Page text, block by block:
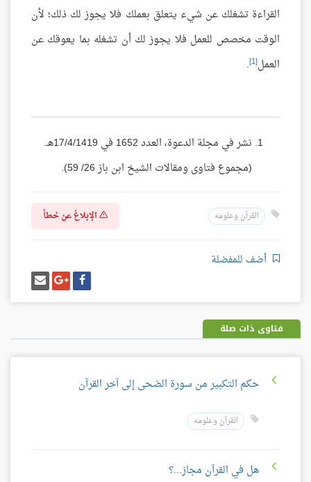
القراءة تشغلك عن شيء يتعلق بعملك فلا يجوز لك ذلك؛ لأن
الوقت مخصص للعمل فلا يجوز لك أن تشغله بما يعوقك عن
العمل[1]
.
نشر في مجلة الدعوة، العدد 1652 في 17/4/1419هـ.
(مجموع فتاوى ومقالات الشيخ ابن باز 26/ 59).
القرآن وعلومه الإبلاغ عن خطأ
أضف للمفضلة
شارك
على
فيسبوك
شارك
على
غوغل
بلس
إرسل
إيميل
فتاوى ذات صلة
حكم التكبير من سورة الضحى إلى آخر القرآن
القرآن وعلومه
هل في القرآن مجاز...؟